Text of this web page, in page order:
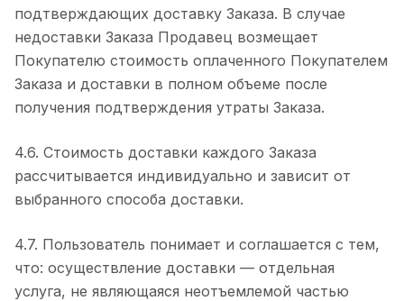
подтверждающих доставку Заказа. В случае
недоставки Заказа Продавец возмещает
Покупателю стоимость оплаченного Покупателем
Заказа и доставки в полном объеме после
получения подтверждения утраты Заказа.
4.6. Стоимость доставки каждого Заказа
рассчитывается индивидуально и зависит от
выбранного способа доставки.
4.7. Пользователь понимает и соглашается с тем,
что: осуществление доставки — отдельная
услуга, не являющаяся неотъемлемой частью